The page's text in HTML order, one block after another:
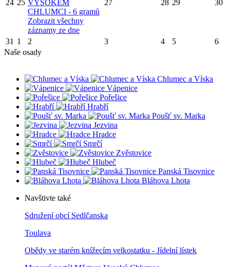
24 25 VYSOKÉM
CHLUMCI - 6 gramů
Zobrazit všechny
záznamy ze dne
27 28 29 30
31 1 2 3 4 5
6
Naše osady
Chlumec a Víska
Vápenice
Pořešice
Hrabří
Poušť sv. Marka
Jezvina
Hradce
Smrčí
Zvěstovice
Hlubeč
Panská Tisovnice
Bláhova Lhota
Navštivte také
Sdružení obcí Sedlčanska
Toulava
Obědy ve starém knížecím velkostatku - Jídelní lístek